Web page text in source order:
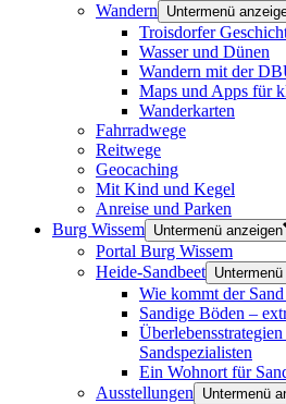
Wandern
Untermenü
Troisdorfer
Wasser und Dünen
Wandern mit der
Maps und Apps für
Wanderkarten
Fahrradwege
Reitwege
Geocaching
Mit Kind und Kegel
Anreise und Parken
Burg Wissem Untermenü anzeigen
Portal Burg Wissem
Heide-Sandbeet
Wie kommt der
Sandige Böden –
Sandspezialisten
Ein Wohnort für
Ausstellungen
Untermenü